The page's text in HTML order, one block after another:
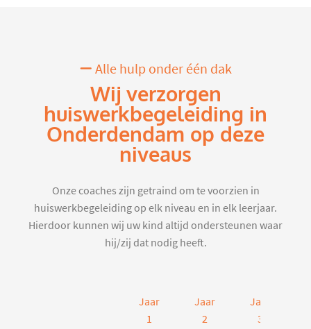
Alle hulp onder één dak
Wij verzorgen
huiswerkbegeleiding in
Onderdendam op deze
niveaus
Onze coaches zijn getraind om te voorzien in
huiswerkbegeleiding op elk niveau en in elk leerjaar.
Hierdoor kunnen wij uw kind altijd ondersteunen waar
hij/zij dat nodig heeft.
Jaar
1
Jaar
2
Jaar
3